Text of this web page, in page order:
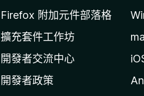
Firefox 附加元件部落格
擴充套件工作坊
開發者交流中心
開發者政策